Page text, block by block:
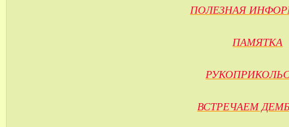
ПОЛЕЗНАЯ
ПАМЯТКА
ВСТРЕЧАЕМ